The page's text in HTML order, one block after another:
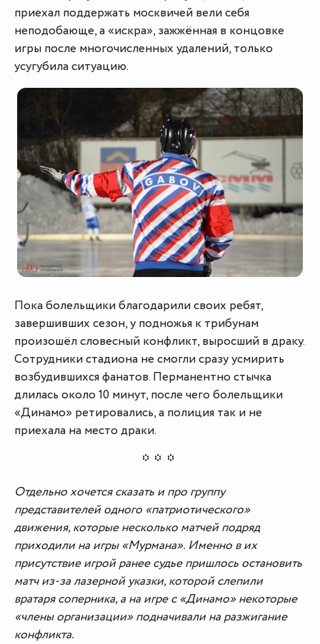
приехал поддержать москвичей вели себя
неподобающе, а «искра», зажжённая в концовке
игры после многочисленных удалений, только
усугубила ситуацию.
Пока болельщики благодарили своих ребят,
завершивших сезон, у подножья к трибунам
произошёл словесный конфликт, выросший в драку.
Сотрудники стадиона не смогли сразу усмирить
возбудившихся фанатов. Перманентно стычка
длилась около 10 минут, после чего болельщики
«Динамо» ретировались, а полиция так и не
приехала на место драки.
Отдельно хочется сказать и про группу
представителей одного «патриотического»
движения, которые несколько матчей подряд
приходили на игры «Мурмана». Именно в их
присутствие игрой ранее судье пришлось остановить
матч из-за лазерной указки, которой слепили
вратаря соперника, а на игре с «Динамо» некоторые
«члены организации» подначивали на разжигание
конфликта.